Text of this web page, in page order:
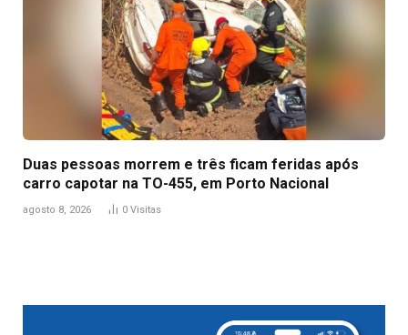
Duas pessoas morrem e três ficam feridas após
carro capotar na TO-455, em Porto Nacional
agosto 8, 2026 0 Visitas